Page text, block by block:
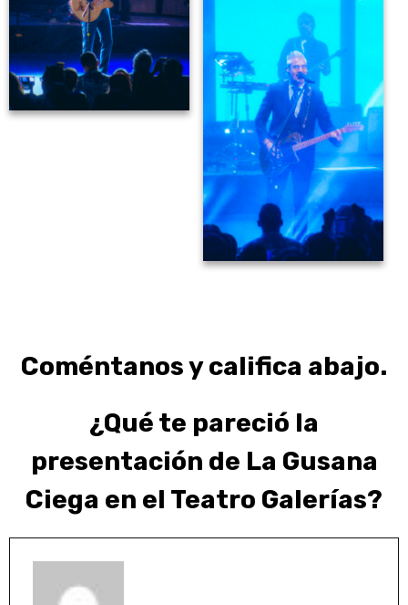
Coméntanos y califica abajo.
¿Qué te pareció la
presentación de La Gusana
Ciega en el Teatro Galerías?